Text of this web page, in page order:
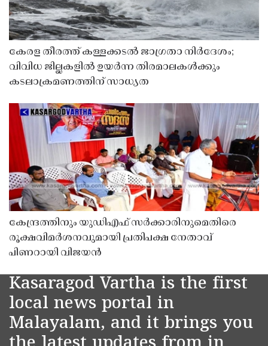
കേരള തീരത്ത് കള്ളക്കടൽ ജാഗ്രതാ നിർദേശം;
വിവിധ ജില്ലകളിൽ ഉയർന്ന തിരമാലകൾക്കും
കടലാക്രമണത്തിന് സാധ്യത
കേന്ദ്രത്തിനും യുഡിഎഫ് സർക്കാരിനുമെതിരെ
രൂക്ഷവിമർശനവുമായി പ്രതിപക്ഷ നേതാവ്
പിണറായി വിജയൻ
Kasaragod Vartha is the first
local news portal in
Malayalam, and it brings you